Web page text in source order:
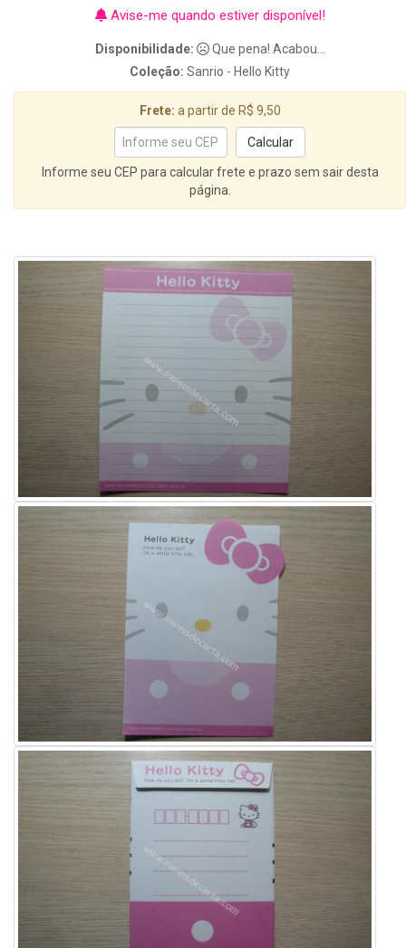
Avise-me quando estiver disponível!
Disponibilidade:
Que pena! Acabou...
Coleção: Sanrio - Hello Kitty
Frete: a partir de R$ 9,50
Informe seu CEP para calcular frete e prazo sem sair desta
página.